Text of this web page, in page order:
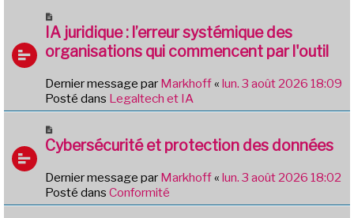
s
a
e
o
u
v
a
u
s
a
g
e
IA juridique : l’erreur systémique des
organisations qui commencent par l'outil
Dernier message par Markhoff« lun. 3 août 2026 18:09
Posté dans Legaltech et IA
o
u
v
e
a
Cybersécurité et protection des données
Dernier message par Markhoff« lun. 3 août 2026 18:02
Posté dans Conformité